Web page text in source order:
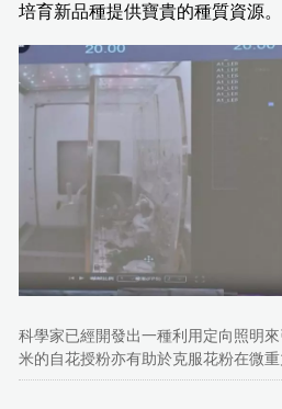
培育新品種提供寶貴的種質資源。
科學家已經開發出一種利用定向照明
米的自花授粉亦有助於克服花粉在微重